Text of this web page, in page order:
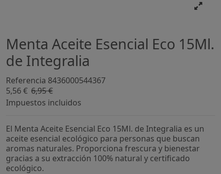
Menta Aceite Esencial Eco 15Ml.
de Integralia
Referencia 8436000544367
5,56 € 6,95 €
Impuestos incluidos
El Menta Aceite Esencial Eco 15Ml. de Integralia es un
aceite esencial ecológico para personas que buscan
aromas naturales. Proporciona frescura y bienestar
gracias a su extracción 100% natural y certificado
ecológico.